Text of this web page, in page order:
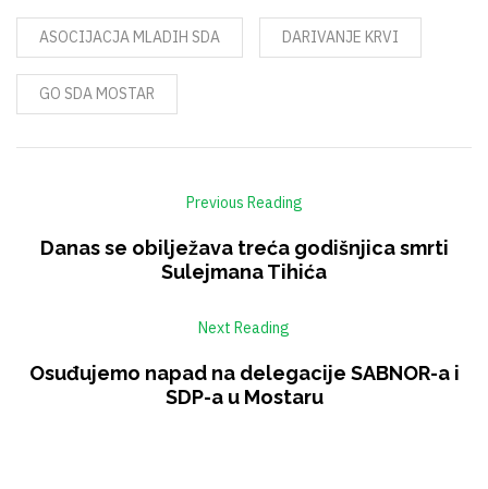
ASOCIJACJA MLADIH SDA DARIVANJE KRVI
GO SDA MOSTAR
Previous Reading
Danas se obilježava treća godišnjica smrti
Sulejmana Tihića
Next Reading
Osuđujemo napad na delegacije SABNOR-a i
SDP-a u Mostaru